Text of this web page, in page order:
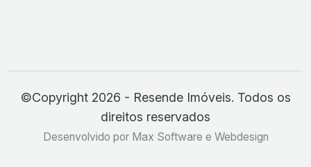
©Copyright 2026 - Resende Imóveis. Todos os
direitos reservados
Desenvolvido por Max Software e Webdesign